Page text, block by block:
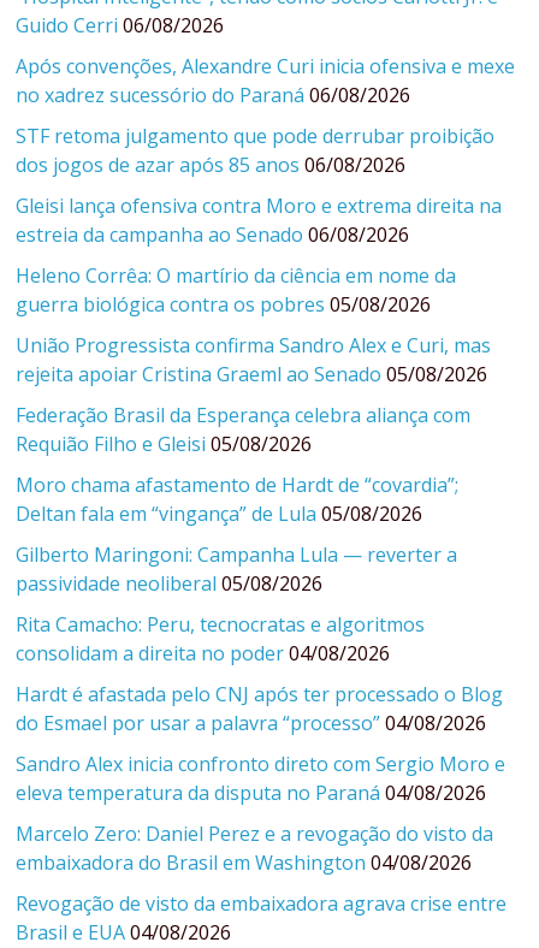
Guido Cerri 06/08/2026
Após convenções, Alexandre Curi inicia ofensiva e mexe
no xadrez sucessório do Paraná 06/08/2026
STF retoma julgamento que pode derrubar proibição
dos jogos de azar após 85 anos 06/08/2026
Gleisi lança ofensiva contra Moro e extrema direita na
estreia da campanha ao Senado 06/08/2026
Heleno Corrêa: O martírio da ciência em nome da
guerra biológica contra os pobres 05/08/2026
União Progressista confirma Sandro Alex e Curi, mas
rejeita apoiar Cristina Graeml ao Senado 05/08/2026
Federação Brasil da Esperança celebra aliança com
Requião Filho e Gleisi 05/08/2026
Moro chama afastamento de Hardt de “covardia”;
Deltan fala em “vingança” de Lula 05/08/2026
Gilberto Maringoni: Campanha Lula — reverter a
passividade neoliberal 05/08/2026
Rita Camacho: Peru, tecnocratas e algoritmos
consolidam a direita no poder 04/08/2026
Hardt é afastada pelo CNJ após ter processado o Blog
do Esmael por usar a palavra “processo” 04/08/2026
Sandro Alex inicia confronto direto com Sergio Moro e
eleva temperatura da disputa no Paraná 04/08/2026
Marcelo Zero: Daniel Perez e a revogação do visto da
embaixadora do Brasil em Washington 04/08/2026
Revogação de visto da embaixadora agrava crise entre
Brasil e EUA 04/08/2026